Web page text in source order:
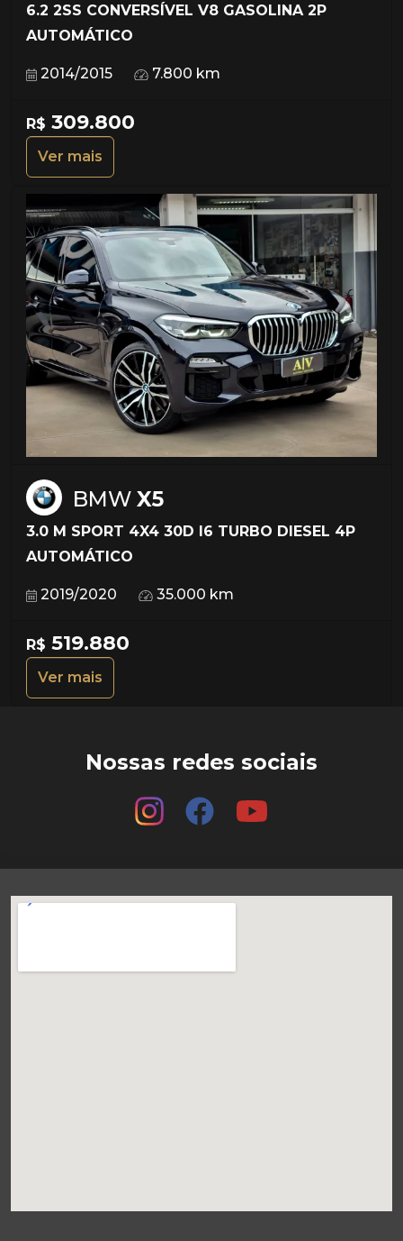
6.2 2SS CONVERSÍVEL V8 GASOLINA 2P
AUTOMÁTICO
2014/2015 7.800 km
R$ 309.800
Ver mais
BMW X5
3.0 M SPORT 4X4 30D I6 TURBO DIESEL 4P
AUTOMÁTICO
2019/2020 35.000 km
R$ 519.880
Ver mais
Nossas redes sociais